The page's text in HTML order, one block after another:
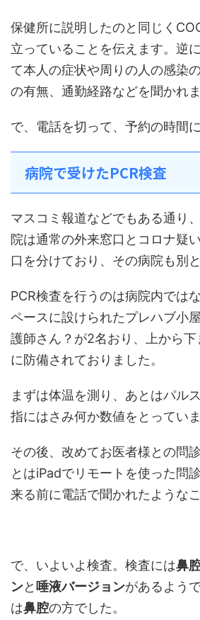
保健所に説明したのと同じく
立っていることを伝えます。逆
て本人の症状や周りの人の感染
の有無、通勤経路などを聞かれま
で、電話を切って、予約の時間
病院で受けたPCR検査
マスコミ報道などでもある通り
院は通常の外来窓口とコロナ疑
口を分けており、その病院も別
PCR検査を行うのは病院内では
ペースに設けられたプレハブ小
護師さん？が2名おり、上から
に防備されておりました。
まずは体温を測り、あとはパル
指にはさみ何か数値をとってい
その後、改めてお医者様との問
とはiPadでリモートを使った問
来る前に電話で聞かれたようなこ
で、いよいよ検査。検査には鼻
ンと唾液バージョンがあるよう
は鼻腔の方でした。